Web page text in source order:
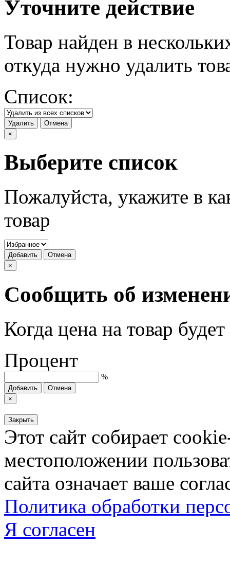
Уточните действие
Товар найден в
откуда нужно удалить
Список:
Удалить
Отмена
×
Выберите список
Пожалуйста, укажите в
товар
Добавить
Отмена
×
Сообщить об
Когда цена на товар
Процент
%
Добавить
Отмена
×
Закрыть
Этот сайт собирает
местоположении
сайта означает ваше
Политика обработки
Я согласен